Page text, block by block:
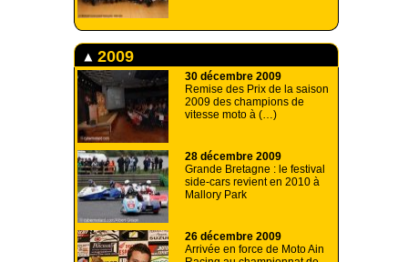
2009
30 décembre 2009
Remise des Prix de la saison
2009 des champions de
vitesse moto à (…)
28 décembre 2009
Grande Bretagne : le festival
side-cars revient en 2010 à
Mallory Park
26 décembre 2009
Arrivée en force de Moto Ain